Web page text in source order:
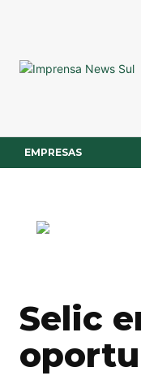
EMPRESAS
Selic